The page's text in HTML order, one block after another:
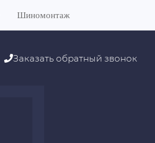
Шиномонтаж
Заказать обратный звонок